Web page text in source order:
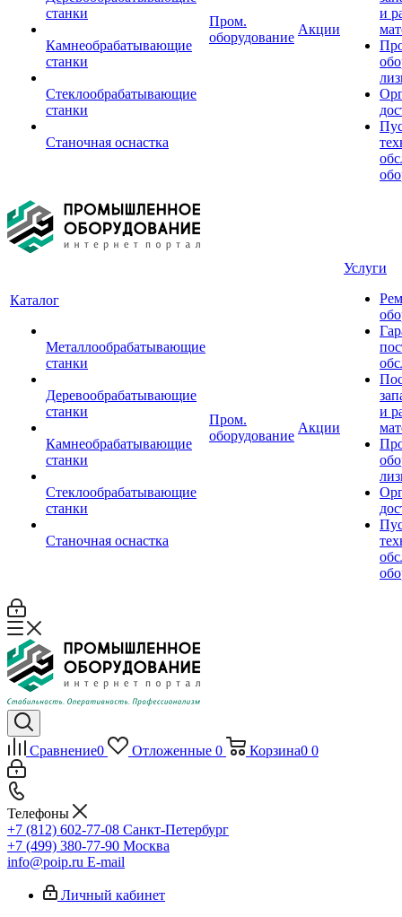
станки
Камнеобрабатывающие
станки
Стеклообрабатывающие
станки
Станочная оснастка
Пром.
оборудование
Акции
и
Каталог
Металлообрабатывающие
станки
Деревообрабатывающие
станки
Камнеобрабатывающие
станки
Стеклообрабатывающие
станки
Станочная оснастка
Пром.
оборудование
Акции
Услуги
и
Сравнение0 Отложенные 0 Корзина0 0
Телефоны
+7 (812) 602-77-08 Санкт-Петербург
+7 (499) 380-77-90 Москва
info@poip.ru E-mail
Личный кабинет